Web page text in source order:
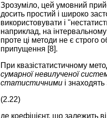
Зрозуміло, цей умовний
досить простий і широко
використовувати і
наприклад, на інтервальному
проте ці методи не є строго
припущення [8].
При квазістатистичному
сумарної невилученої
статистичними і
(2.22)
де коефіцієнт, що залежить